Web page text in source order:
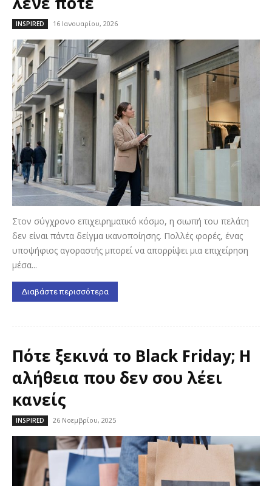
INSPIRED 16 Ιανουαρίου, 2026
Στον σύγχρονο επιχειρηματικό κόσμο, η σιωπή του πελάτη
δεν είναι πάντα δείγμα ικανοποίησης. Πολλές φορές, ένας
υποψήφιος αγοραστής μπορεί να απορρίψει μια επιχείρηση
μέσα...
Διαβάστε περισσότερα
Πότε ξεκινά το Black Friday; Η
αλήθεια που δεν σου λέει
κανείς
INSPIRED 26 Νοεμβρίου, 2025